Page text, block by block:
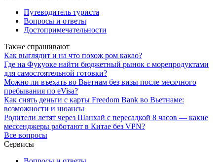
Путеводитель туриста
Вопросы и ответы
Достопримечательности
Также спрашивают
Как выглядит и на что похож ром какао?
Где на Фукуоке найти бюджетный рынок с морепродуктами
для самостоятельной готовки?
Можно ли въехать во Вьетнам без визы после месячного
пребывания по eVisa?
Как снять деньги с карты Freedom Bank во Вьетнаме:
возможности и нюансы
Родители летят через Шанхай с пересадкой 8 часов — какие
мессенджеры работают в Китае без VPN?
Все вопросы
Сервисы